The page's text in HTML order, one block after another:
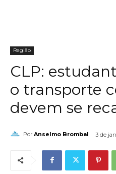
Região
CLP:
o transporte
devem se
Por Anselmo Brombal 3 de